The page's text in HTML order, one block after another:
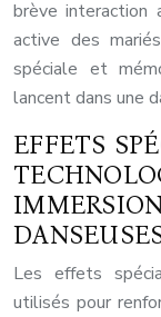
brève
active des
spéciale et
lancent dans une
EFFETS
Les effets
utilisés pour